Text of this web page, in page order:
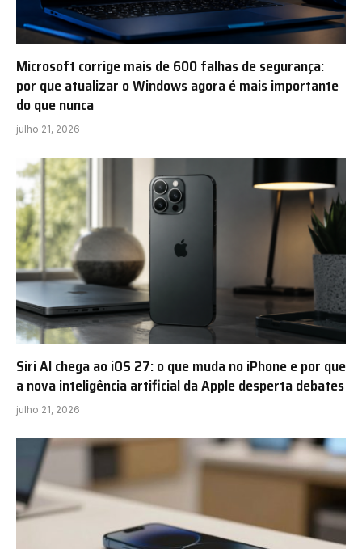
Microsoft corrige mais de 600 falhas de segurança:
por que atualizar o Windows agora é mais importante
do que nunca
julho 21, 2026
Siri AI chega ao iOS 27: o que muda no iPhone e por que
a nova inteligência artificial da Apple desperta debates
julho 21, 2026